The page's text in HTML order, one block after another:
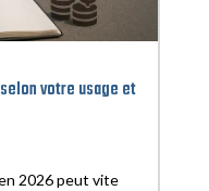
votre usage et
2026 peut vite